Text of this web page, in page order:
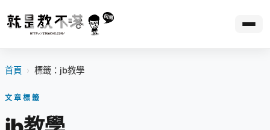
首頁 › 標籤：jb教學
文章標籤